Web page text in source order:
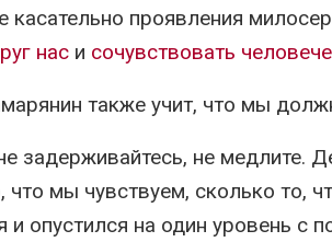
касательно проявления
нас и сочувствовать
также учит, что мы
задерживайтесь, не медлите.
что мы чувствуем, сколько то,
и опустился на один уровень